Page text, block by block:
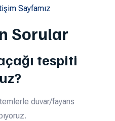
Sayfamız
Sorular
tespiti
duvar/fayans